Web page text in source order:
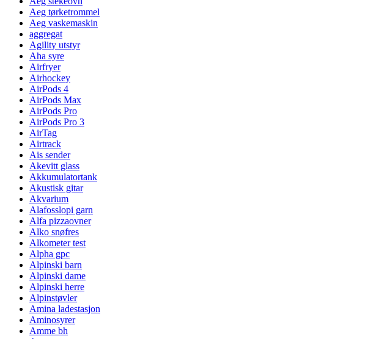
Aeg tørketrommel
Aeg vaskemaskin
aggregat
Agility utstyr
Aha syre
Airfryer
Airhockey
AirPods 4
AirPods Max
AirPods Pro
AirPods Pro 3
AirTag
Airtrack
Ais sender
Akevitt glass
Akkumulatortank
Akustisk gitar
Akvarium
Alafosslopi garn
Alfa pizzaovner
Alko snøfres
Alkometer test
Alpha gpc
Alpinski barn
Alpinski dame
Alpinski herre
Alpinstøvler
Amina ladestasjon
Aminosyrer
Amme bh